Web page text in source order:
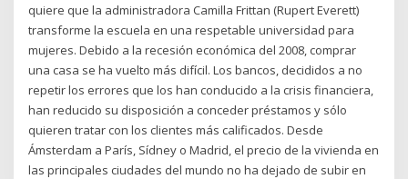
quiere que la administradora Camilla Frittan (Rupert Everett)
transforme la escuela en una respetable universidad para
mujeres. Debido a la recesión económica del 2008, comprar
una casa se ha vuelto más difícil. Los bancos, decididos a no
repetir los errores que los han conducido a la crisis financiera,
han reducido su disposición a conceder préstamos y sólo
quieren tratar con los clientes más calificados. Desde
Ámsterdam a París, Sídney o Madrid, el precio de la vivienda en
las principales ciudades del mundo no ha dejado de subir en